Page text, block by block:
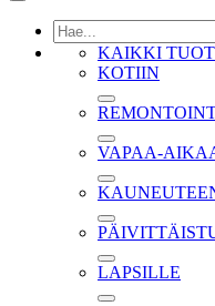
KAIKKI
KOTIIN
VAPAA-
LAPSILLE